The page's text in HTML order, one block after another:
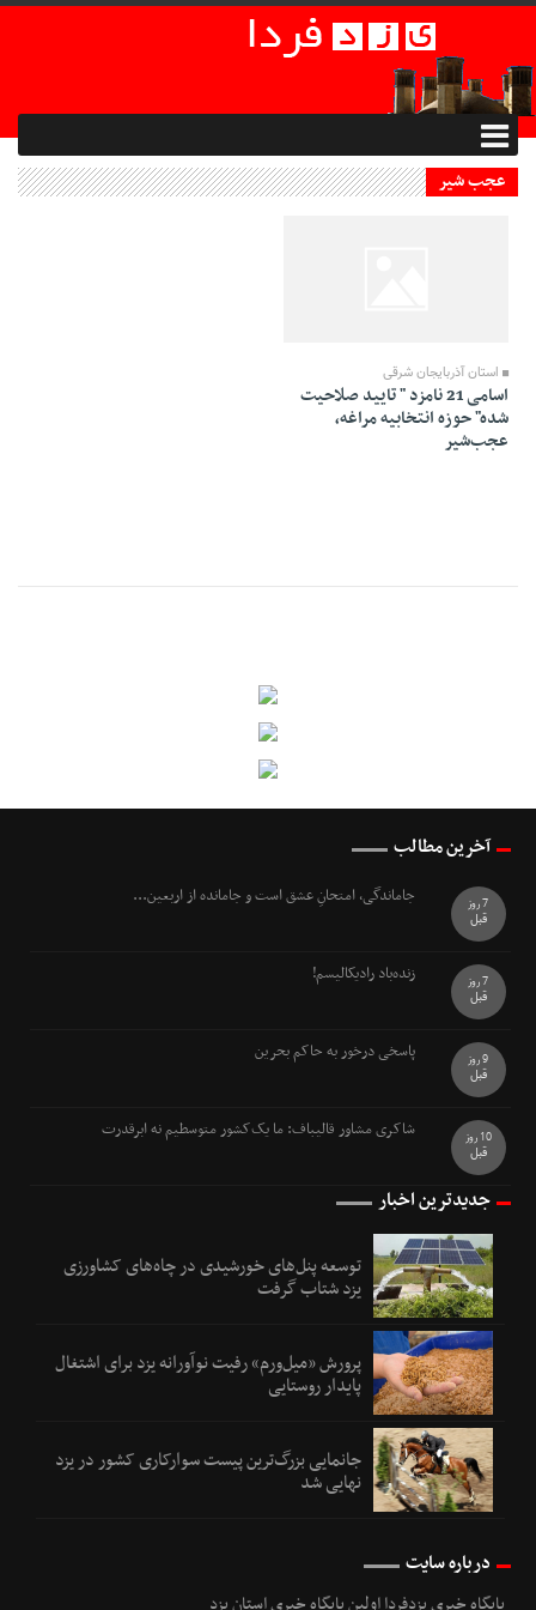
عجب شیر
استان آذربایجان شرقی
اسامی 21 نامزد " تایید صلاحیت
شده" حوزه انتخابیه مراغه،
عجب‌شیر
آخرین مطالب
جاماندگی، امتحانِ عشق است و جامانده از اربعین...
7 روز
قبل
زنده‌باد رادیکالیسم!
7 روز
قبل
پاسخی درخور به حاکم بحرین
9 روز
قبل
شاکری مشاور قالیباف: ما یک‌کشور متوسطیم نه ابرقدرت
10 روز
قبل
جدیدترین اخبار
توسعه پنل‌های خورشیدی در چاه‌های کشاورزی
یزد شتاب گرفت
پرورش «میل‌ورم» رفیت نوآورانه یزد برای اشتغال
پایدار روستایی
جانمایی بزرگ‌ترین پیست سوارکاری کشور در یزد
نهایی شد
درباره سایت